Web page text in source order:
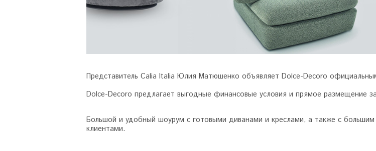
Представитель Calia Italia Юлия Матюшенко объявляет Dolce-Decoro
Dolce-Decoro предлагает выгодные финансовые условия и прямое размещение
Большой и удобный шоурум с готовыми диванами и креслами, а также с
клиентами.